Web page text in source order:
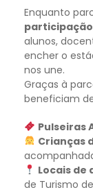
Enquanto
alunos,
encher o
nos une.
Graças à
beneficiam
Pulseiras
Crianças
Locais de
de Turismo